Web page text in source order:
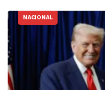
NACIONAL